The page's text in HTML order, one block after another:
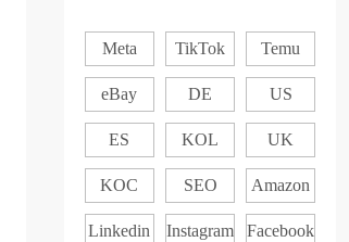
Meta TikTok Temu
eBay DE US
ES KOL UK
KOC SEO Amazon
Linkedin Instagram Facebook